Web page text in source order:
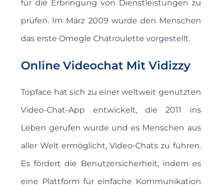
für die Erbringung von Dienstleistungen zu
prüfen. Im März 2009 wurde den Menschen
das erste Omegle Chatroulette vorgestellt.
Online Videochat Mit Vidizzy
Topface hat sich zu einer weltweit genutzten
Video-Chat-App entwickelt, die 2011 ins
Leben gerufen wurde und es Menschen aus
aller Welt ermöglicht, Video-Chats zu führen.
Es fördert die Benutzersicherheit, indem es
eine Plattform für einfache Kommunikation